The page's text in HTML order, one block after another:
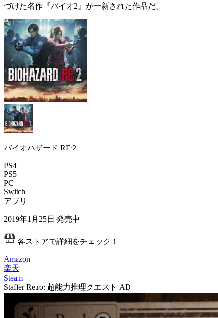
づけた名作『バイオ2』が一新された作品だ。
バイオハザード RE:2
PS4
PS5
PC
Switch
アプリ
2019年1月25日 発売中
各ストアで詳細をチェック！
Amazon
楽天
Steam
Staffer Retro: 超能力推理クエスト AD